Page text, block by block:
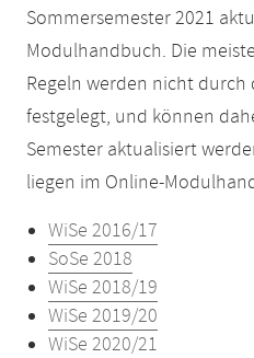
Sommersemester 2021
Modulhandbuch. Die
Regeln werden nicht
festgelegt, und können
Semester aktualisiert
liegen im Online-
WiSe 2016/17
SoSe 2018
WiSe 2018/19
WiSe 2019/20
WiSe 2020/21